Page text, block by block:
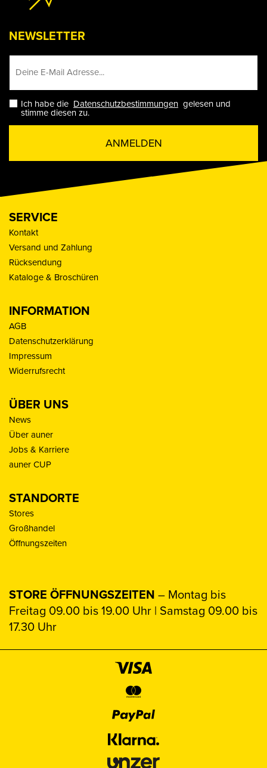
NEWSLETTER
Ich habe die Datenschutzbestimmungen gelesen und
stimme diesen zu.
ANMELDEN
SERVICE
Kontakt
Versand und Zahlung
Rücksendung
Kataloge & Broschüren
INFORMATION
AGB
Datenschutzerklärung
Impressum
Widerrufsrecht
ÜBER UNS
News
Über auner
Jobs & Karriere
auner CUP
STANDORTE
Stores
Großhandel
Öffnungszeiten
STORE ÖFFNUNGSZEITEN – Montag bis
Freitag 09.00 bis 19.00 Uhr | Samstag 09.00 bis
17.30 Uhr